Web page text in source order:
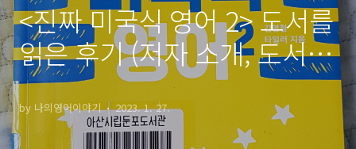
<진짜 미국식 영어 2> 도서를
읽은 후기 (저자 소개, 도서
특징, 활용법)
by 나의영어이야기 2023. 1. 27.